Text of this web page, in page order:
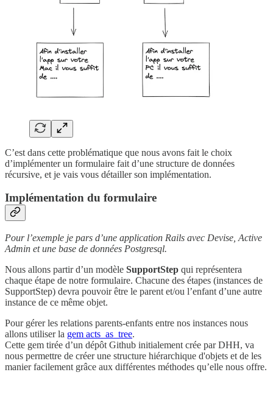
C’est dans cette problématique que nous avons fait le choix
d’implémenter un formulaire fait d’une structure de données
récursive, et je vais vous détailler son implémentation.
Implémentation du formulaire
Pour l’exemple je pars d’une application Rails avec Devise, Active
Admin et une base de données Postgresql.
Nous allons partir d’un modèle SupportStep qui représentera
chaque étape de notre formulaire. Chacune des étapes (instances de
SupportStep) devra pouvoir être le parent et/ou l’enfant d’une autre
instance de ce même objet.
Pour gérer les relations parents-enfants entre nos instances nous
allons utiliser la gem acts_as_tree.
Cette gem tirée d’un dépôt Github initialement crée par DHH, va
nous permettre de créer une structure hiérarchique d'objets et de les
manier facilement grâce aux différentes méthodes qu’elle nous offre.